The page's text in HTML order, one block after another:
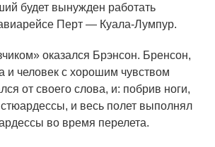
будет вынужден работать
Перт — Куала-Лумпур.
оказался Брэнсон. Бренсон,
и человек с хорошим чувством
от своего слова, и: побрив ноги,
и весь полет выполнял
во время перелета.